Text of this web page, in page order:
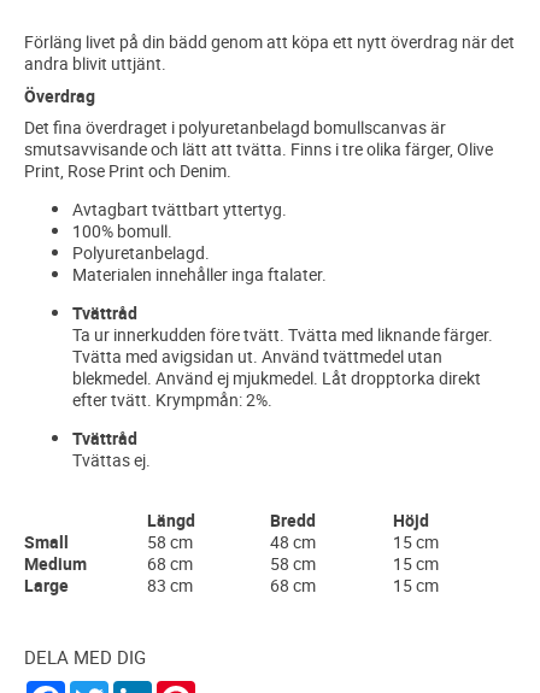
Förläng livet på din bädd genom att köpa ett nytt överdrag när det
andra blivit uttjänt.
Överdrag
Det fina överdraget i polyuretanbelagd bomullscanvas är
smutsavvisande och lätt att tvätta. Finns i tre olika färger, Olive
Print, Rose Print och Denim.
Avtagbart tvättbart yttertyg.
100% bomull.
Polyuretanbelagd.
Materialen innehåller inga ftalater.
Tvättråd
Ta ur innerkudden före tvätt. Tvätta med liknande färger.
Tvätta med avigsidan ut. Använd tvättmedel utan
blekmedel. Använd ej mjukmedel. Låt dropptorka direkt
efter tvätt. Krympmån: 2%.
Tvättråd
Tvättas ej.
Längd Bredd
Höjd
Small
58 cm 48 cm
15 cm
Medium
68 cm 58 cm
15 cm
Large
83 cm 68 cm 15 cm
DELA MED DIG